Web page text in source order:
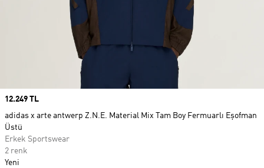
Price
12.249 TL
adidas x arte antwerp Z.N.E. Material Mix Tam Boy Fermuarlı Eşofman
Üstü
Erkek Sportswear
2 renk
Yeni